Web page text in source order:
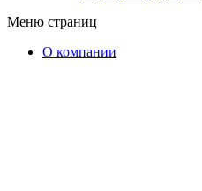
Меню страниц
О компании